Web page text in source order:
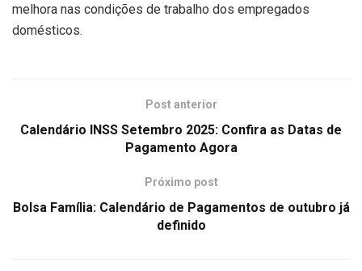
melhora nas condições de trabalho dos empregados
domésticos.
Post anterior
Calendário INSS Setembro 2025: Confira as Datas de
Pagamento Agora
Próximo post
Bolsa Família: Calendário de Pagamentos de outubro já
definido